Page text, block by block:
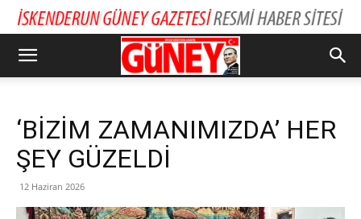
‘BİZİM ZAMANIMIZDA’ HER
ŞEY GÜZELDİ
12 Haziran 2026